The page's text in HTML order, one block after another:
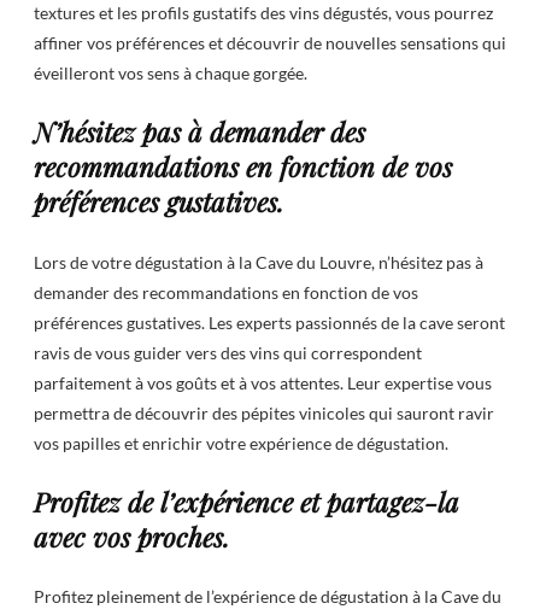
textures et les profils gustatifs des vins dégustés, vous pourrez
affiner vos préférences et découvrir de nouvelles sensations qui
éveilleront vos sens à chaque gorgée.
N’hésitez pas à demander des
recommandations en fonction de vos
préférences gustatives.
Lors de votre dégustation à la Cave du Louvre, n’hésitez pas à
demander des recommandations en fonction de vos
préférences gustatives. Les experts passionnés de la cave seront
ravis de vous guider vers des vins qui correspondent
parfaitement à vos goûts et à vos attentes. Leur expertise vous
permettra de découvrir des pépites vinicoles qui sauront ravir
vos papilles et enrichir votre expérience de dégustation.
Profitez de l’expérience et partagez-la
avec vos proches.
Profitez pleinement de l’expérience de dégustation à la Cave du